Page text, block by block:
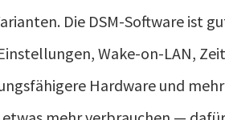
Die DSM-Software ist
Wake-on-LAN,
Hardware und